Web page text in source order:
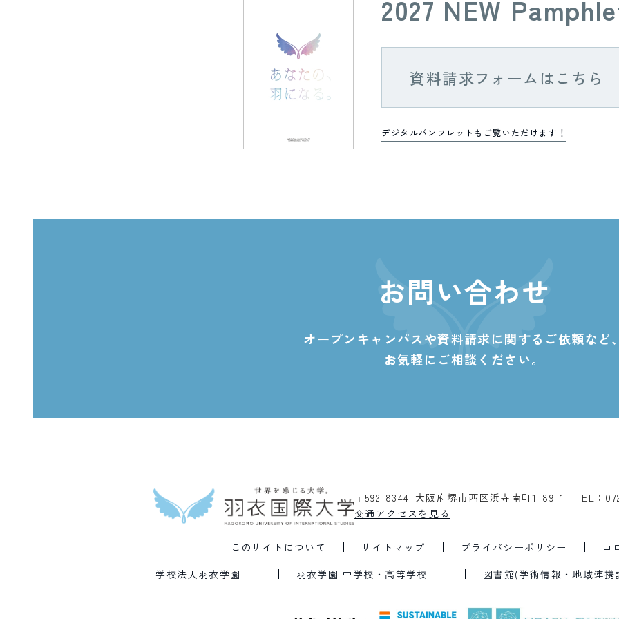
2027 NEW
資料請求フォームはこちら
デジタルパンフレットもご覧いただけます！
お問い合わせ
オープンキャンパスや資料請求に関する ご依頼など
お気軽にご相談ください。
〒592-8344 大阪府堺市西区浜寺南町1-89-1
TEL：
交通アクセスを見る
このサイトについて サイトマップ プライバシーポリシー
コ
学校法人羽衣学園
羽衣学園 中学校・高等学校 図書館(学術情報・地域連携